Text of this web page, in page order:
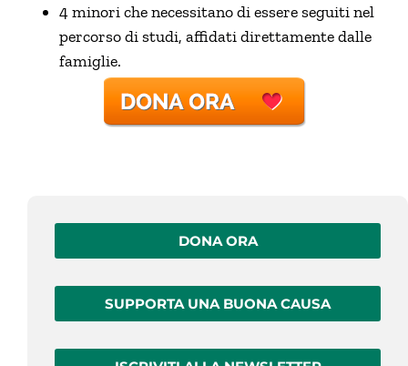
4 minori che necessitano di essere seguiti nel
percorso di studi, affidati direttamente dalle
famiglie.
DONA ORA
SUPPORTA UNA BUONA CAUSA